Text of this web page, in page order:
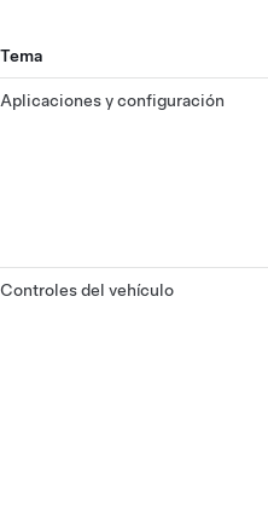
Tema
Aplicaciones y configuración
Controles del vehículo